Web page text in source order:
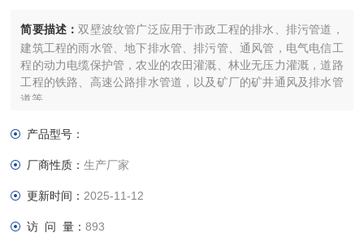
简要描述：双壁波纹管广泛应用于市政工程的排水、排污管道，
建筑工程的雨水管、地下排水管、排污管、通风管，电气电信工
程的动力电缆保护管，农业的农田灌溉、林业无压力灌溉，道路
工程的铁路、高速公路排水管道，以及矿厂的矿井通风及排水管
道等。
产品型号：
厂商性质：生产厂家
更新时间： 2025-11-12
访 问 量：893